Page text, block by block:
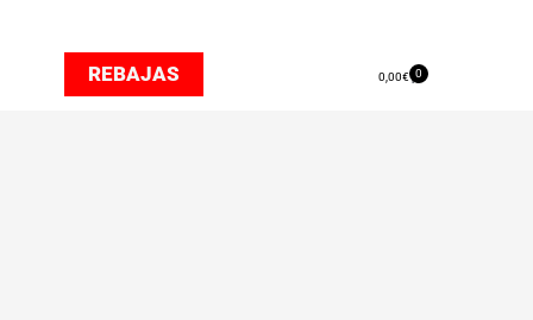
REBAJAS 0,00€ 0
Carrito